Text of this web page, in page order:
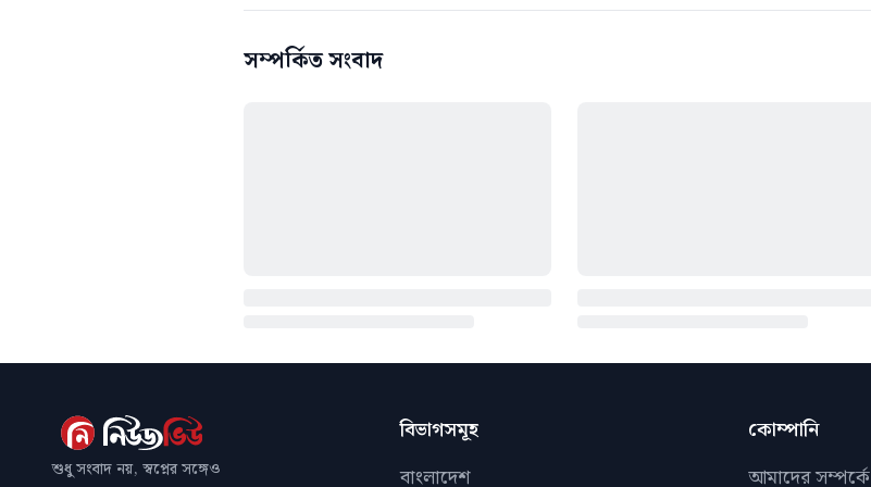
সম্পর্কিত সংবাদ
শুধু সংবাদ নয়, স্বপ্নের সঙ্গেও
বিভাগসমূহ
বাংলাদেশ
কোম্পানি
আমাদের সম্পর্কে